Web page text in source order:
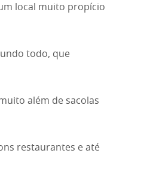
local muito propício
todo, que
além de sacolas
restaurantes e até